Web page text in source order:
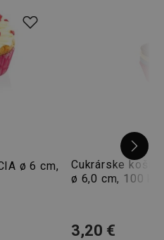
skúsený domáci cukrár
vhod aj
ø 6 cm,
Cukrárske
ø 6,0 cm, 100
3,20 €